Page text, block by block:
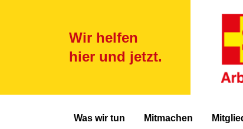
Wir helfen
hier und jetzt.
Was wir tun Mitmachen